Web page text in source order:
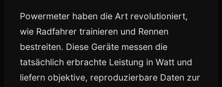
Powermeter haben die Art revolutioniert,
wie Radfahrer trainieren und Rennen
bestreiten. Diese Geräte messen die
tatsächlich erbrachte Leistung in Watt und
liefern objektive, reproduzierbare Daten zur